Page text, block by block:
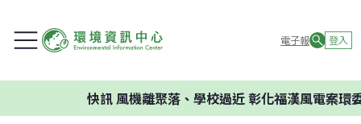
電子報 登入
風機離聚落、學校過近 彰化福漢風電案環委建